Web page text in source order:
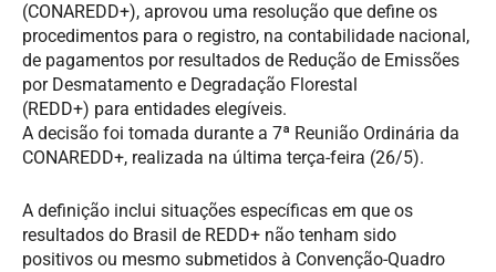
(CONAREDD+), aprovou uma resolução que define os
procedimentos para o registro, na contabilidade nacional,
de pagamentos por resultados de Redução de Emissões
por Desmatamento e Degradação Florestal
(REDD+) para entidades elegíveis.
A decisão foi tomada durante a 7ª Reunião Ordinária da
CONAREDD+, realizada na última terça-feira (26/5).
A definição inclui situações específicas em que os
resultados do Brasil de REDD+ não tenham sido
positivos ou mesmo submetidos à Convenção-Quadro